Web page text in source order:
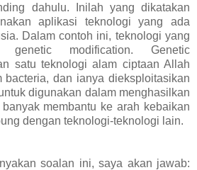
dahulu. Inilah yang dikatakan
aplikasi teknologi yang ada
Dalam contoh ini, teknologi yang
genetic modification. Genetic
satu teknologi alam ciptaan Allah
dan ianya dieksploitasikan
digunakan dalam menghasilkan
membantu ke arah kebaikan
dengan teknologi-teknologi lain.
soalan ini, saya akan jawab: